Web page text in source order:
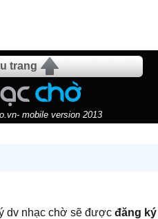
trang
mobile version 2013
dv nhạc chờ sẽ được đăng ký